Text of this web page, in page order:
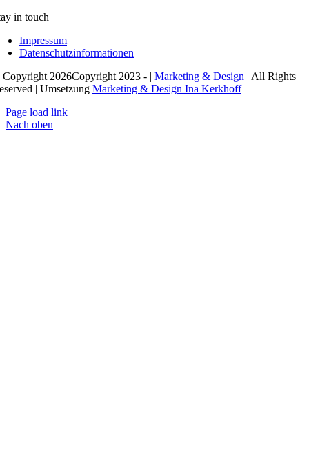
in touch
Impressum
Datenschutzinformationen
2026Copyright 2023 - | Marketing & Design | All Rights
| Umsetzung Marketing & Design Ina Kerkhoff
Page load link
Nach oben